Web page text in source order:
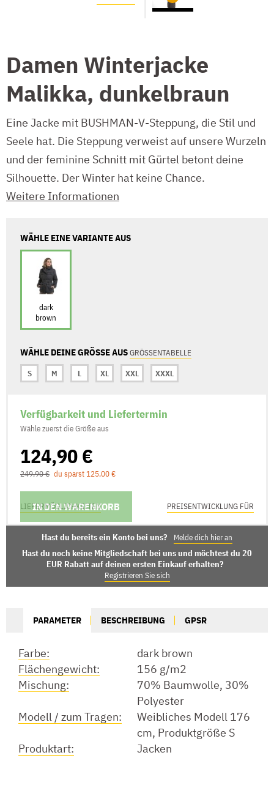
Damen Winterjacke
Malikka, dunkelbraun
Eine Jacke mit BUSHMAN-V-Steppung, die Stil und
Seele hat. Die Steppung verweist auf unsere Wurzeln
und der feminine Schnitt mit Gürtel betont deine
Silhouette. Der Winter hat keine Chance.
Weitere Informationen
WÄHLE EINE VARIANTE AUS
dark
brown
WÄHLE DEINE GRÖSSE AUSGRÖSSENTABELLE
S
M L XL XXL XXXL
Verfügbarkeit und Liefertermin
Wähle zuerst die Größe aus
124,90 €
249,90 € du sparst 125,00 €
IN DEN WARENKORB
LIEFERMÖGLICHKEITEN PREISENTWICKLUNG FÜR
Hast du bereits ein Konto bei uns? Melde dich hier an
Hast du noch keine Mitgliedschaft bei uns und möchtest du 20
EUR Rabatt auf deinen ersten Einkauf erhalten?
Registrieren Sie sich
PARAMETER BESCHREIBUNG GPSR
Farbe:
dark brown
Flächengewicht:
156 g/m2
Mischung:
70% Baumwolle, 30%
Polyester
Modell / zum Tragen:
Weibliches Modell 176
cm, Produktgröße S
Produktart:
Jacken